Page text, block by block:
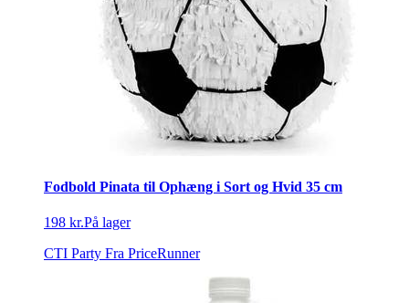
Fodbold Pinata til Ophæng i Sort og Hvid 35 cm
198 kr.På lager
CTI Party Fra PriceRunner